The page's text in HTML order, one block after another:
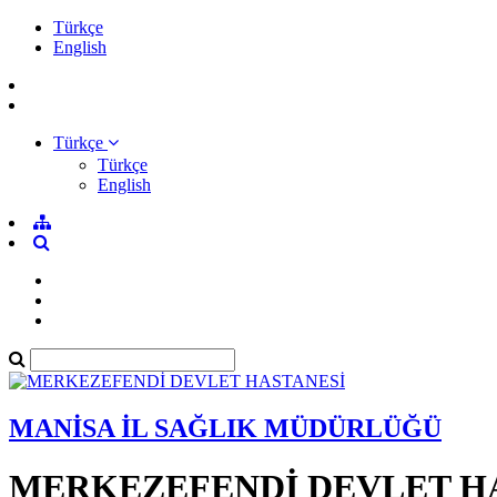
Türkçe
English
Türkçe
Türkçe
English
MANİSA İL SAĞLIK MÜDÜRLÜĞÜ
MERKEZEFENDİ DEVLET